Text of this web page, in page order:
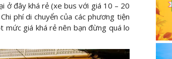
ở đây khá rẻ (xe bus với giá 10 – 20
phí di chuyển của các phương tiện
mức giá khá rẻ nên bạn đừng quá lo